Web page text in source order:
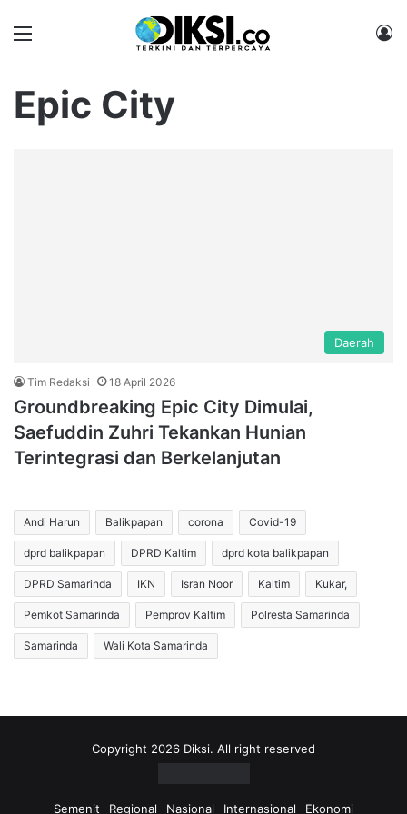
Epic City
Daerah
Tim Redaksi 18 April 2026
Groundbreaking Epic City Dimulai,
Saefuddin Zuhri Tekankan Hunian
Terintegrasi dan Berkelanjutan
Andi Harun Balikpapan corona Covid-19
dprd balikpapan DPRD Kaltim dprd kota balikpapan
DPRD Samarinda IKN Isran Noor Kaltim Kukar,
Pemkot Samarinda Pemprov Kaltim Polresta Samarinda
Samarinda Wali Kota Samarinda
Copyright 2026 Diksi. All right reserved
Semenit Regional Nasional Internasional Ekonomi